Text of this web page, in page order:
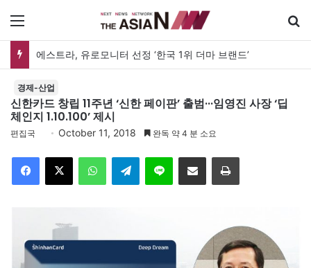
에스트라, 유로모니터 선정 ‘한국 1위 더마 브랜드’
경제-산업
신한카드 창립 11주년 ‘신한 페이판’ 출범···임영진 사장 ‘딥
체인지 1.10.100’ 제시
편집국 October 11, 2018 완독 약 4 분 소요
Telegram 이메일